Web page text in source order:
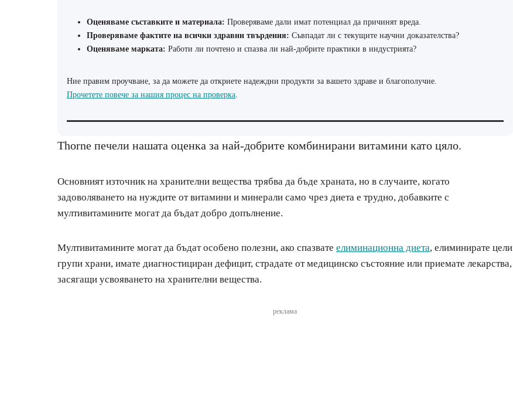
Оценяваме съставките и материала: Проверяваме дали имат потенциал да причинят вреда.
Проверяваме фактите на всички здравни твърдения: Съвпадат ли с текущите научни доказателства?
Оценяваме марката: Работи ли почтено и спазва ли най-добрите практики в индустрията?
Ние правим проучване, за да можете да откриете надеждни продукти за вашето здраве и благополучие.
Прочетете повече за нашия процес на проверка.
Thorne печели нашата оценка за най-добрите комбинирани витамини като цяло.
Основният източник на хранителни вещества трябва да бъде храната, но в случаите, когато
задоволяването на нуждите от витамини и минерали само чрез диета е трудно, добавките с
мултивитамините могат да бъдат добро допълнение.
Мултивитамините могат да бъдат особено полезни, ако спазвате елиминационна диета, елиминирате цели
групи храни, имате диагностициран дефицит, страдате от медицинско състояние или приемате лекарства,
засягащи усвояването на хранителни вещества.
реклама